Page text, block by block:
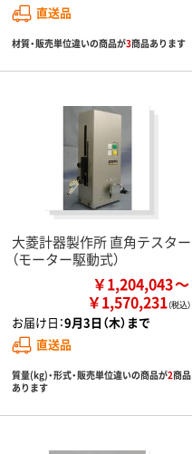
直送品
材質・販売単位違いの商品が3商品あります
大菱計器製作所 直角テスター
（モーター駆動式）
￥1,204,043
￥1,570,231
お届け日：9月3日（木）まで
直送品
質量(kg)・形式・販売単位違いの商品が2商品
あります